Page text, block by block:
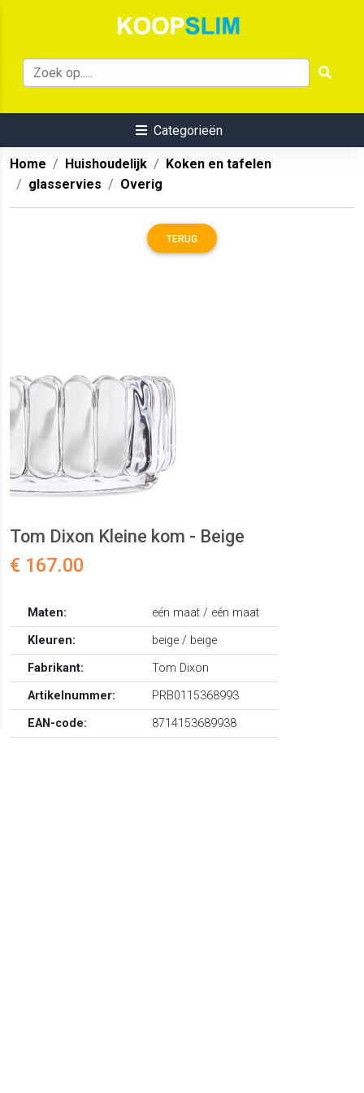
Categorieën
Home Huishoudelijk
Koken en tafelen
glasservies
Overig
TERUG
Tom Dixon Kleine kom - Beige
€ 167.00
Maten:
eén maat / eén maat
Kleuren:
beige / beige
Fabrikant:
Tom Dixon
Artikelnummer:
PRB0115368993
EAN-code:
8714153689938